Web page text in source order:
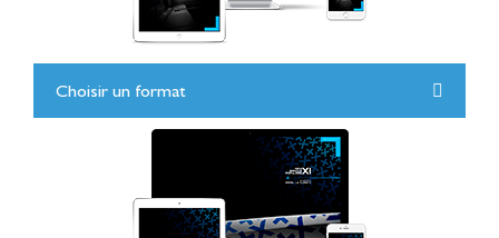
Choisir un format